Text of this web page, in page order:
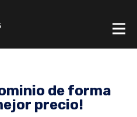
de forma
precio!